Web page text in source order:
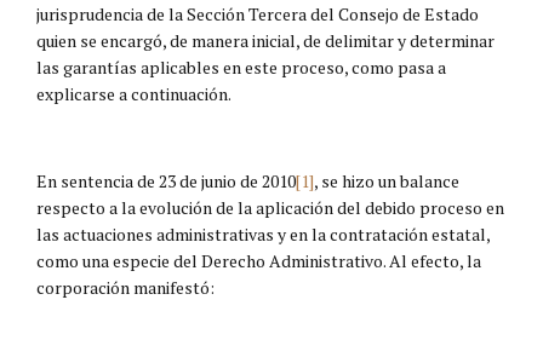
jurisprudencia de la Sección Tercera del Consejo de Estado
quien se encargó, de manera inicial, de delimitar y determinar
las garantías aplicables en este proceso, como pasa a
explicarse a continuación.
En sentencia de 23 de junio de 2010[1], se hizo un balance
respecto a la evolución de la aplicación del debido proceso en
las actuaciones administrativas y en la contratación estatal,
como una especie del Derecho Administrativo. Al efecto, la
corporación manifestó: